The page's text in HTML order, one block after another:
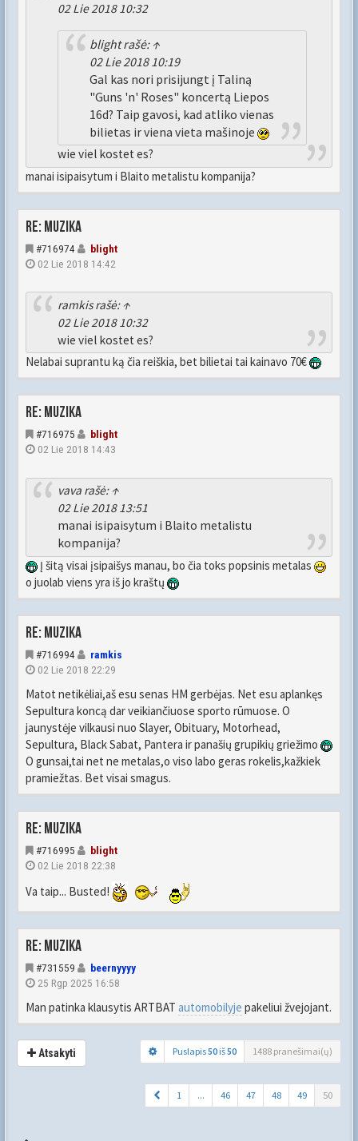
02 Lie 2018 10:32
blightrašė: ↑
02 Lie 2018 10:19
Gal kas nori prisijungt į Taliną
"Guns 'n' Roses" koncertą Liepos
16d? Taip gavosi, kad atliko vienas
bilietas ir viena vieta mašinoje
wie viel kostet es?
manai isipaisytum i Blaito metalistu kompanija?
Re: Muzika
#716974
blight
02 Lie 2018 14:42
ramkisrašė: ↑
02 Lie 2018 10:32
wie viel kostet es?
Nelabai suprantu ką čia reiškia, bet bilietai tai kainavo 70€
Re: Muzika
#716975
blight
02 Lie 2018 14:43
vavarašė: ↑
02 Lie 2018 13:51
manai isipaisytum i Blaito metalistu
kompanija?
Į šitą visai įsipaišys manau, bo čia toks popsinis metalas
o juolab viens yra iš jo kraštų
Re: Muzika
#716994
ramkis
02 Lie 2018 22:29
Matot netikėliai,aš esu senas HM gerbėjas. Net esu aplankęs
Sepultura koncą dar veikiančiuose sporto rūmuose. O
jaunystėje vilkausi nuo Slayer, Obituary, Motorhead,
Sepultura, Black Sabat, Pantera ir panašių grupikių griežimo
O gunsai,tai net ne metalas,o viso labo geras rokelis,kažkiek
pramiežtas. Bet visai smagus.
Re: Muzika
#716995
blight
02 Lie 2018 22:38
Va taip... Busted!
Re: Muzika
#731559
beernyyyy
25 Rgp 2025 16:58
Man patinka klausytis ARTBAT automobilyje pakeliui žvejojant.
Atsakyti Puslapis50 iš50 1488 pranešimai(ų)
1 ... 46 47 48 49 50